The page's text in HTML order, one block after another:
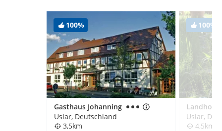
100%
Gasthaus Johanning
Uslar, Deutschland
3,5km
100%
Uslar,
4,5km